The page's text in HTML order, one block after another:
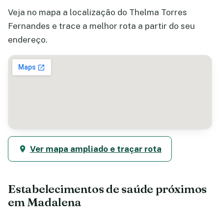
Veja no mapa a localização do Thelma Torres
Fernandes e trace a melhor rota a partir do seu
endereço.
Ver mapa ampliado e traçar rota
Estabelecimentos de saúde próximos
em Madalena